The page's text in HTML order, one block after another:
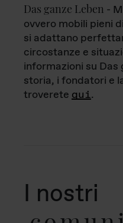
Das ganze Leben -
ovvero mobili pieni
si adattano
circostanze e
informazioni su Das
storia, i fondatori e
troverete qui.
I nostri